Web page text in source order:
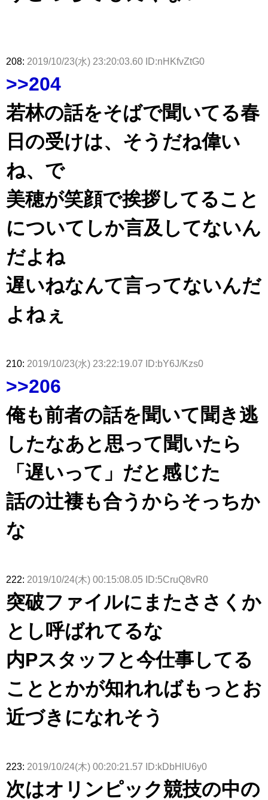
208: 2019/10/23(水) 23:20:03.60 ID:nHKfvZtG0
>>204
若林の話をそばで聞いてる春
日の受けは、そうだね偉い
ね、で
美穂が笑顔で挨拶してること
についてしか言及してないん
だよね
遅いねなんて言ってないんだ
よねぇ
210: 2019/10/23(水) 23:22:19.07 ID:bY6J/Kzs0
>>206
俺も前者の話を聞いて聞き逃
したなあと思って聞いたら
「遅いって」だと感じた
話の辻褄も合うからそっちか
な
222: 2019/10/24(木) 00:15:08.05 ID:5CruQ8vR0
突破ファイルにまたささくか
とし呼ばれてるな
内Pスタッフと今仕事してる
こととかが知れればもっとお
近づきになれそう
223: 2019/10/24(木) 00:20:21.57 ID:kDbHlU6y0
次はオリンピック競技の中の